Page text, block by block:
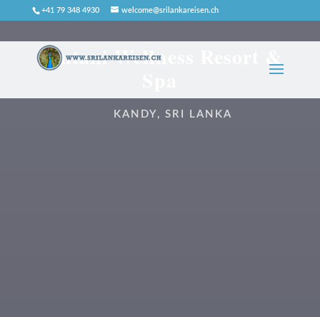
+41 79 348 4930 welcome@srilankareisen.ch
Santani Wellness Resort &
KANDY, SRI LANKA